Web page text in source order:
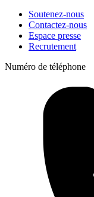
Soutenez-nous
Contactez-nous
Espace presse
Recrutement
Numéro de téléphone